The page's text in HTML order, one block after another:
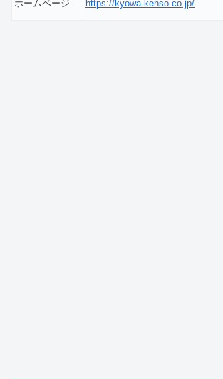
ホームページ https://kyowa-kenso.co.jp/